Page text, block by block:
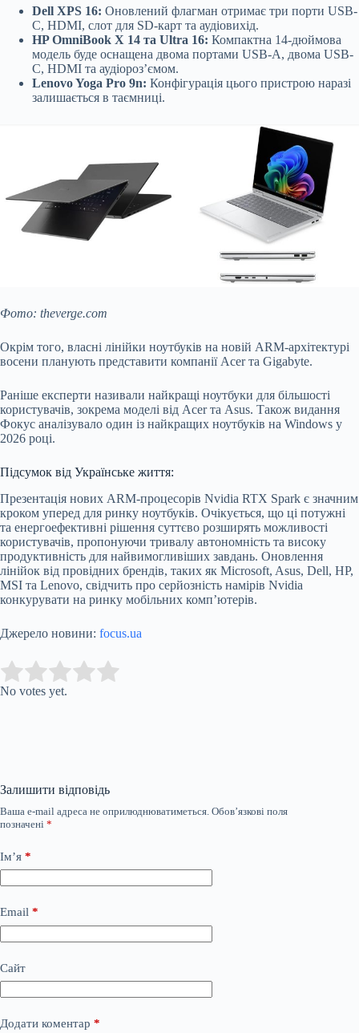
Dell XPS 16: Оновлений флагман отримає три порти USB-
C, HDMI, слот для SD-карт та аудіовихід.
HP OmniBook X 14 та Ultra 16: Компактна 14-дюймова
модель буде оснащена двома портами USB-A, двома USB-
C, HDMI та аудіороз’ємом.
Lenovo Yoga Pro 9n: Конфігурація цього пристрою наразі
залишається в таємниці.
Фото: theverge.com
Окрім того, власні лінійки ноутбуків на новій ARM-архітектурі
восени планують представити компанії Acer та Gigabyte.
Раніше експерти називали найкращі ноутбуки для більшості
користувачів, зокрема моделі від Acer та Asus. Також видання
Фокус аналізувало один із найкращих ноутбуків на Windows у
2026 році.
Підсумок від Українське життя:
Презентація нових ARM-процесорів Nvidia RTX Spark є значним
кроком уперед для ринку ноутбуків. Очікується, що ці потужні
та енергоефективні рішення суттєво розширять можливості
користувачів, пропонуючи тривалу автономність та високу
продуктивність для найвимогливіших завдань. Оновлення
лінійок від провідних брендів, таких як Microsoft, Asus, Dell, HP,
MSI та Lenovo, свідчить про серйозність намірів Nvidia
конкурувати на ринку мобільних комп’ютерів.
Джерело новини: focus.ua
Rate this item:
No votes yet.
Залишити відповідь
Ваша e-mail адреса не оприлюднюватиметься. Обов’язкові поля
позначені *
Ім’я *
Email *
Сайт
Додати коментар *